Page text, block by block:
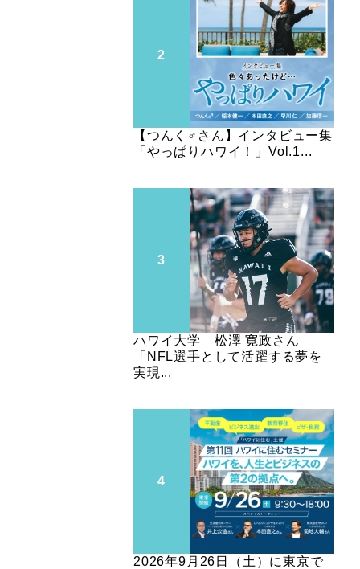
【つんく♂さん】インタビュー集
「やっぱりハワイ！」Vol.1...
ハワイ大学 松澤 寛政さん
「NFL選手として活躍する夢を
実現...
2026年9月26日（土）に東京で